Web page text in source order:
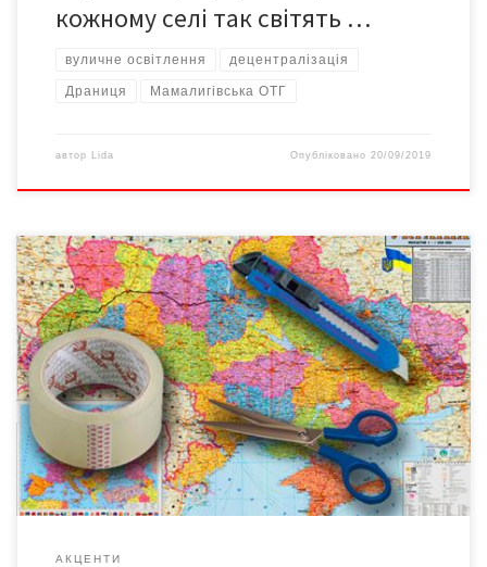
кожному селі так світять …
вуличне освітлення децентралізація
Драниця Мамалигівська ОТГ
автор Lida Опубліковано20/09/2019
Вітчизняна система місцевого самоврядування і
територіальної організації влади донедавна існувала за
«радянською моделлю». Все вирішував умовний Центр –
столиця, що самостійно вирішувала, кого й куди призначити,
які програми реалізовувати, які галузі просувати, які
інфраструктурні проблеми вирішувати тощо. Якщо місцеві
чиновники не погоджувалися з тими чи іншими рішеннями, їх
викликали […]
АКЦЕНТИ